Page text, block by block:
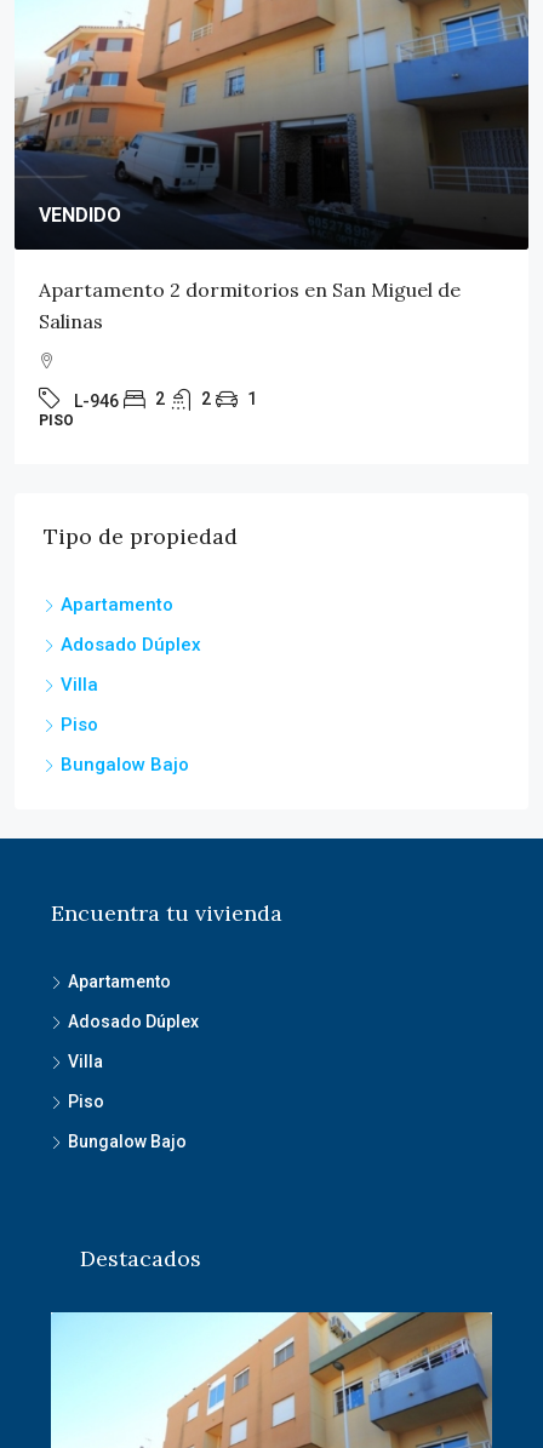
VENDIDO
Apartamento 2 dormitorios en San Miguel de
Salinas
L-946 2 2 1
PISO
Tipo de propiedad
Apartamento
Adosado Dúplex
Villa
Piso
Bungalow Bajo
Encuentra tu vivienda
Apartamento
Adosado Dúplex
Villa
Piso
Bungalow Bajo
Destacados